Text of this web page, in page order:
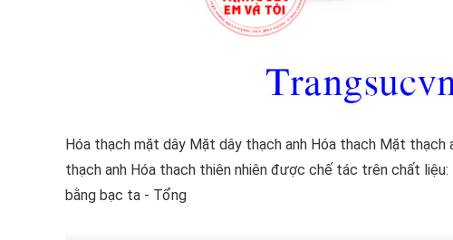
Hóa thạch mặt dây Mặt dây thạch anh Hóa thach Mặt
thạch anh Hóa thach thiên nhiên được chế tác trên chất
bằng bạc ta - Tổng